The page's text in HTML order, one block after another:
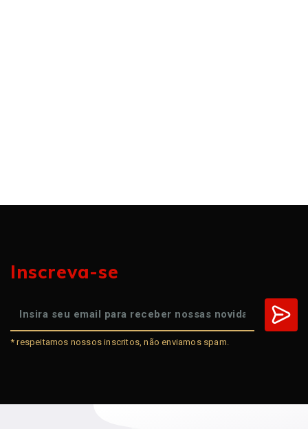
Inscreva-se
* respeitamos nossos inscritos, não enviamos spam.